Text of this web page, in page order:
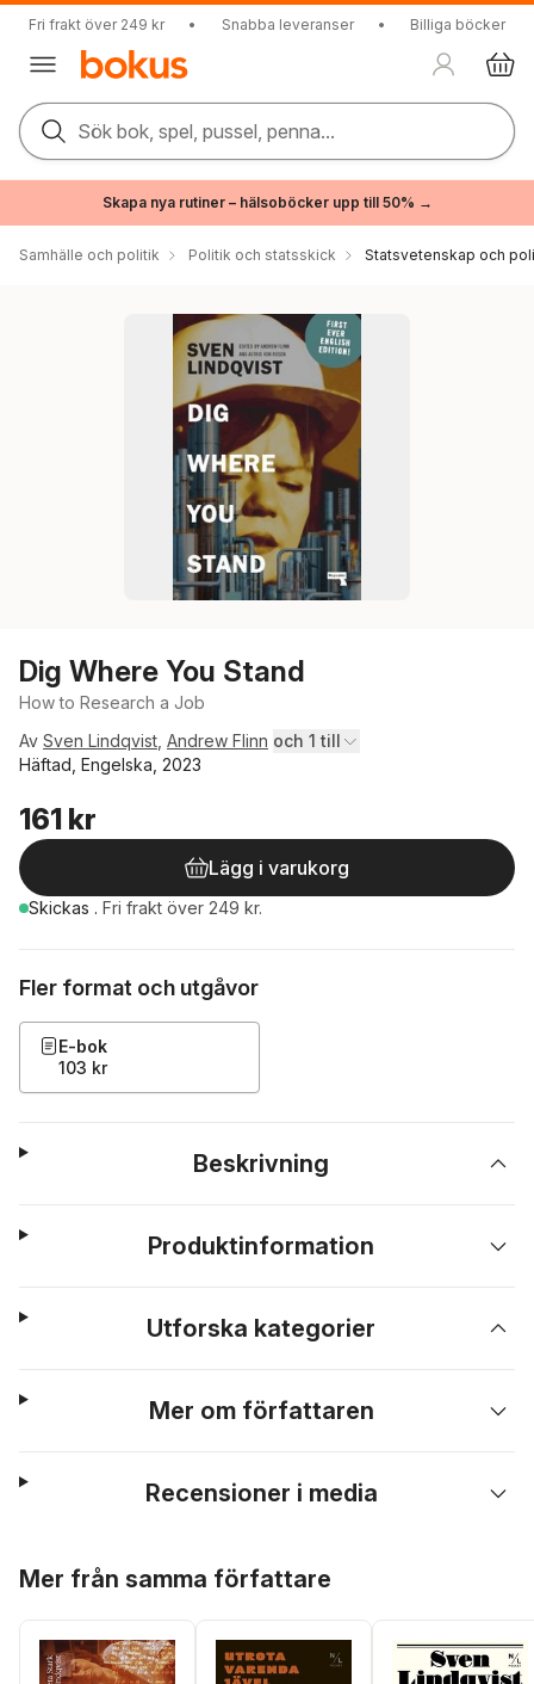
Fri frakt över 249 kr • Snabba leveranser • Billiga böcker
Sök bok, spel, pussel, penna...
Skapa nya rutiner – hälsoböcker upp till 50% →
Samhälle och politik Politik och statsskick Statsvetenskap och
Dig Where You Stand
How to Research a Job
Av Sven Lindqvist Andrew Flinn och 1 till
Häftad, Engelska, 2023
161 kr
Lägg i varukorg
Skickas . Fri frakt över 249 kr.
Fler format och utgåvor
E-bok
103 kr
Beskrivning
Produktinformation
Utforska kategorier
Mer om författaren
Recensioner i media
Mer från samma författare